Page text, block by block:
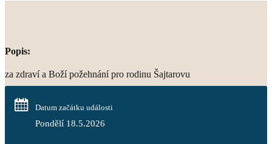
Popis:
za zdraví a Boží požehnání pro rodinu Šajtarovu
Datum začátku události
Pondělí 18.5.2026